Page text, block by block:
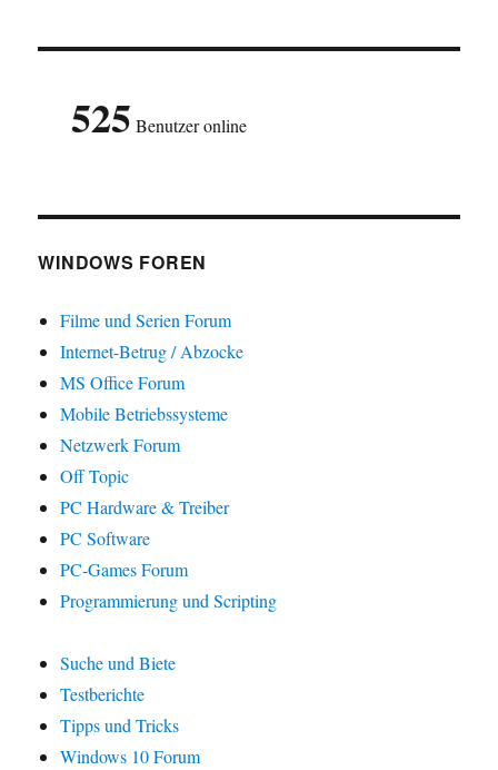
525 Benutzer online
WINDOWS FOREN
Filme und Serien Forum
Internet-Betrug / Abzocke
MS Office Forum
Mobile Betriebssysteme
Netzwerk Forum
Off Topic
PC Hardware & Treiber
PC Software
PC-Games Forum
Programmierung und Scripting
Suche und Biete
Testberichte
Tipps und Tricks
Windows 10 Forum